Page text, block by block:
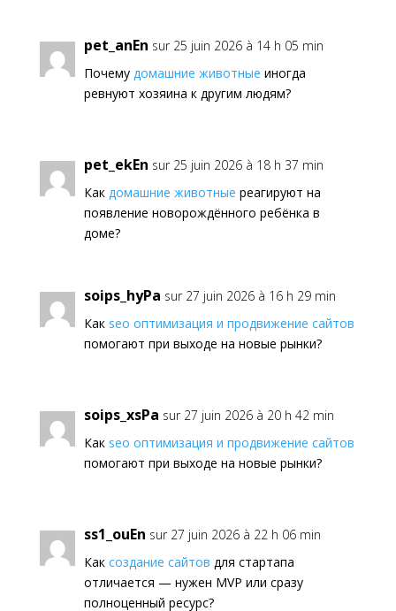
pet_anEn sur 25 juin 2026 à 14 h 05 min
Почему домашние животные иногда
ревнуют хозяина к другим людям?
pet_ekEn sur 25 juin 2026 à 18 h 37 min
Как домашние животные реагируют на
появление новорождённого ребёнка в
доме?
soips_hyPa sur 27 juin 2026 à 16 h 29 min
Как seo оптимизация и продвижение сайтов
помогают при выходе на новые рынки?
soips_xsPa sur 27 juin 2026 à 20 h 42 min
Как seo оптимизация и продвижение сайтов
помогают при выходе на новые рынки?
ss1_ouEn sur 27 juin 2026 à 22 h 06 min
Как создание сайтов для стартапа
отличается — нужен MVP или сразу
полноценный ресурс?